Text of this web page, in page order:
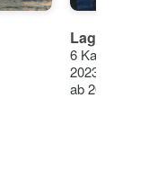
Lagoon 42 -
6 Kabinen | 10
2023)
ab 2010€ pro